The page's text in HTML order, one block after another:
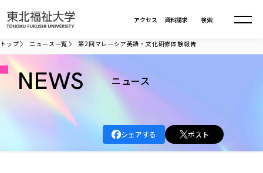
資料請求
アクセス 検索
大学について
学部・大学院
学部・大学院TOP
トップ ニュース一覧 第2回マレーシア英語・文化研修体験報告
NEWS ニュース
シェアする ポスト